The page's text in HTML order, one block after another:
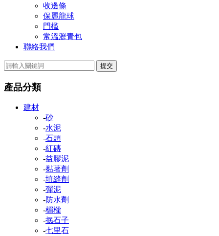
收邊條
保麗龍球
門檻
常溫瀝青包
聯絡我們
提交
產品分類
建材
-砂
-水泥
-石頭
-紅磚
-益膠泥
-黏著劑
-填縫劑
-彈泥
-防水劑
-楣樑
-抿石子
-七里石